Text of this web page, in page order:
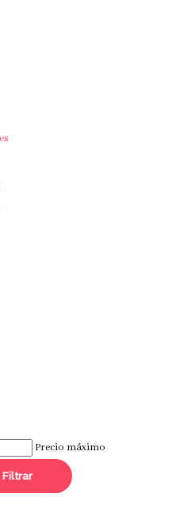
Precio máximo
Filtrar